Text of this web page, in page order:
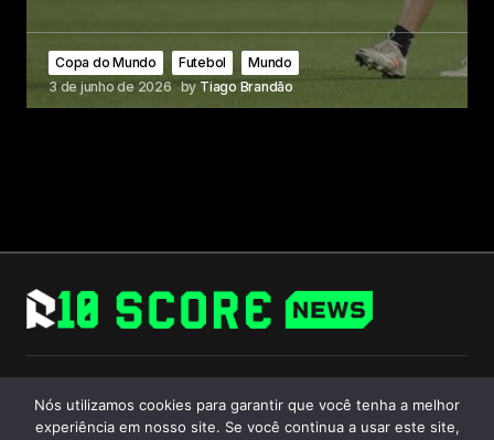
Copa do Mundo Futebol
Mundo
3 de junho de 2026 by Tiago Brandão
Follow Us
Nós utilizamos cookies para garantir que você tenha a melhor
experiência em nosso site. Se você continua a usar este site,